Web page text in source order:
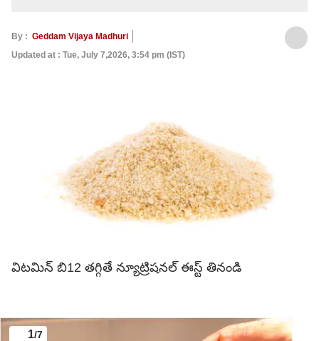
By : Geddam Vijaya Madhuri
Updated at : Tue, July 7,2026, 3:54 pm (IST)
విటమిన్ బి12 తగ్గితే న్యూట్రిషనల్ ఈస్ట్ తినండి
1/7